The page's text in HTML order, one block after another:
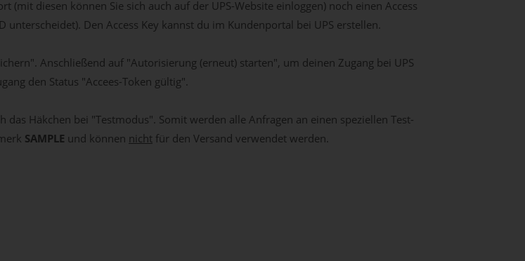
(mit diesen können Sie sich auch auf der UPS-Website einloggen) noch einen Access
Den Access Key kannst du im Kundenportal bei UPS erstellen.
Anschließend auf "Autorisierung (erneut) starten", um deinen Zugang bei UPS
den Status "Accees-Token gültig".
Häkchen bei "Testmodus". Somit werden alle Anfragen an einen speziellen Test-
SAMPLE und können nicht für den Versand verwendet werden.